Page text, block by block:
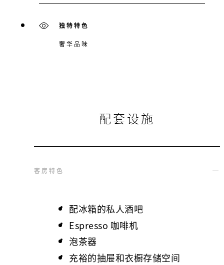
独特特色
奢华品味
配套设施
客房特色
配冰箱的私人酒吧
Espresso 咖啡机
泡茶器
充裕的抽屉和衣橱存储空间